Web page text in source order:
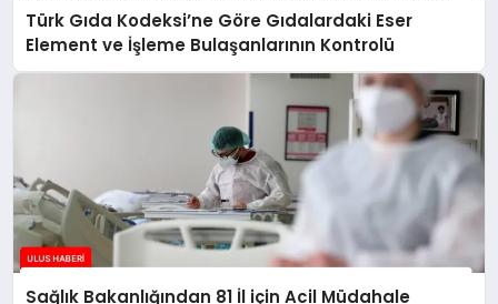
Türk Gıda Kodeksi’ne Göre Gıdalardaki Eser
Element ve İşleme Bulaşanlarının Kontrolü
Sağlık Bakanlığından 81 İl için Acil Müdahale